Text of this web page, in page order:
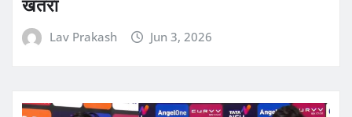
खतरा
Lav Prakash Jun 3, 2026